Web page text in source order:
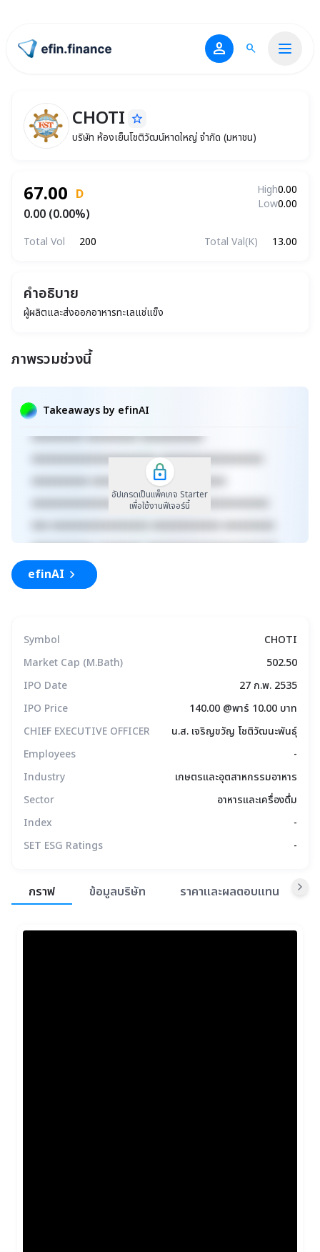
ไปหน้าแรก person search
CHOTI บริษัท ห้องเย็นโชติวัฒน์หาดใหญ่ จำกัด (มหาช
CHOTI star_border
บริษัท ห้องเย็นโชติวัฒน์หาดใหญ่ จำกัด (มหาชน)
67.00 D
0.00 (0.00%)
High0.00
Low0.00
Total Vol 200 Total Val(K) 13.00
คำอธิบาย
ผู้ผลิตและส่งออกอาหารทะเลแช่แข็ง
ภาพรวมช่วงนี้
Takeaways by efinAI
xxxxxxxxxxxxxxxxxx xxxxxxxxxxxxxxx xxxxx
xxxxxxxxx xxxxxxxxx xxxxxxxxxxx
xxxxxxxxxxxxxxxxxxxxxx xxxxxxxxxxxxxxxxxx
xxxxxxxxxx xxxxxxxxxxxxx xxxxxxxxxx
xxxxxxxxxxxxxxxxxxxxxxxxxx xxxxxxxxxxxxxxx
xxx xxxxxxxxxxxxxxxxx xxxxxxxxxxxx xxxxxxxxx
xxxxxxxxxxx xxxxxxxx xxxxxxxxxxxxxxxxxxxxxxx
xxxxxxxxxxxxxxxxxxx xxxxx
xxxxxxxxxxxxxxxxxxxxxxxxxxxxxx
อัปเกรดเป็นแพ็คเกจ Starter
เพื่อใช้งานฟีเจอร์นี้
efinAI
Symbol
CHOTI
Market Cap (M.Bath)
502.50
IPO Date
27 ก.พ. 2535
IPO Price
140.00 @พาร์ 10.00 บาท
CHIEF EXECUTIVE OFFICER
น.ส. เจริญขวัญ โชติวัฒนะพันธุ์
Employees
-
Industry
เกษตรและอุตสาหกรรมอาหาร
Sector
อาหารและเครื่องดื่ม
Index
-
SET ESG Ratings
-
กราฟ
ข้อมูลบริษัท ราคาและผลตอบแทน